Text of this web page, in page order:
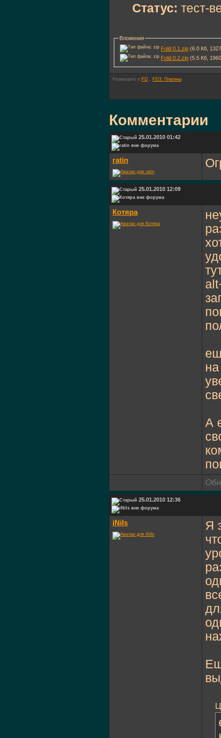
Статус: тест-
Вложения
Fold 0.1.zip (6.0 Кб,
Fold 0.2.zip (5.5 Кб,
Размещено в FD , FD3: Плагины
Комментарии
25.01.2010 01:42
ratin
25.01.2010 12:09
Котяра
А
25.01.2010 12:36
iNils
Я